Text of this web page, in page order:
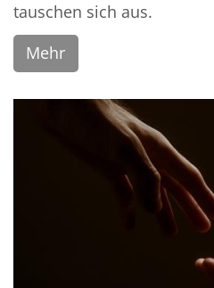
tauschen sich aus.
Mehr